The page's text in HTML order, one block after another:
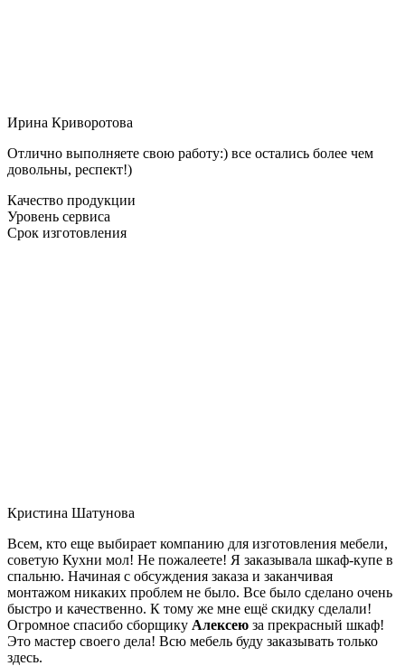
Ирина Криворотова
Отлично выполняете свою работу:) все остались более чем
довольны, респект!)
Качество продукции
Уровень сервиса
Срок изготовления
Кристина Шатунова
Всем, кто еще выбирает компанию для изготовления мебели,
советую Кухни мол! Не пожалеете! Я заказывала шкаф-купе в
спальню. Начиная с обсуждения заказа и заканчивая
монтажом никаких проблем не было. Все было сделано очень
быстро и качественно. К тому же мне ещё скидку сделали!
Огромное спасибо сборщику Алексею за прекрасный шкаф!
Это мастер своего дела! Всю мебель буду заказывать только
здесь.